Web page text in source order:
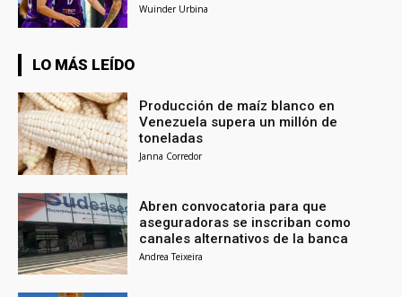
Wuinder Urbina
LO MÁS LEÍDO
Producción de maíz blanco en
Venezuela supera un millón de
toneladas
Janna Corredor
Abren convocatoria para que
aseguradoras se inscriban como
canales alternativos de la banca
Andrea Teixeira